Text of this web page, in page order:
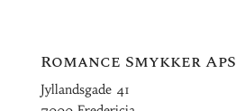
Romance Smykker ApS
Jyllandsgade 41